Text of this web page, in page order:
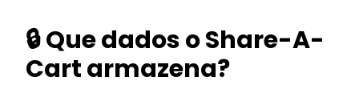
🔒 Que dados o Share-A-
Cart armazena?